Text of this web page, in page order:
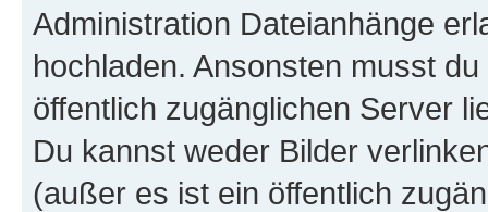
Administration Dateianhänge
hochladen. Ansonsten musst
öffentlich zugänglichen Server
Du kannst weder Bilder
(außer es ist ein öffentlich